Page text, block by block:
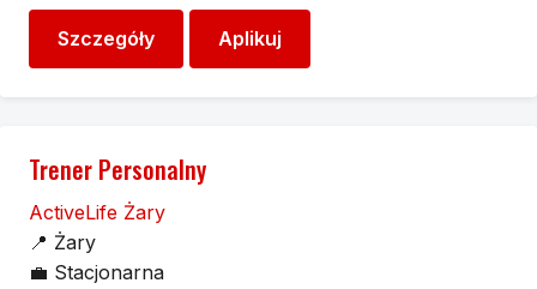
Szczegóły Aplikuj
Trener Personalny
ActiveLife Żary
📍 Żary
💼 Stacjonarna